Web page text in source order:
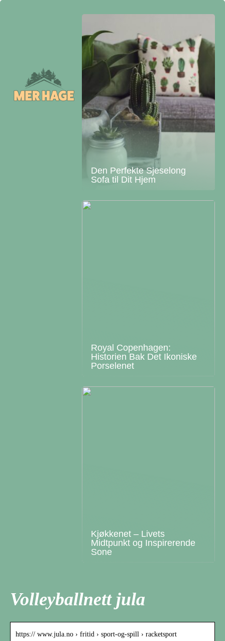
Den Perfekte Sjeselong
Sofa til Dit Hjem
Royal Copenhagen:
Historien Bak Det Ikoniske
Porselenet
Kjøkkenet – Livets
Midtpunkt og Inspirerende
Sone
Volleyballnett jula
https:// www.jula.no › fritid › sport-og-spill › racketsport